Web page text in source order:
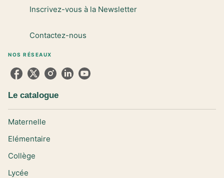
Inscrivez-vous à la Newsletter
Contactez-nous
NOS RÉSEAUX
Le catalogue
Maternelle
Elémentaire
Collège
Lycée